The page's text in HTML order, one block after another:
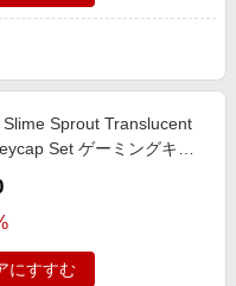
Slime Sprout Translucent
Set ゲーミングキー
にすすむ